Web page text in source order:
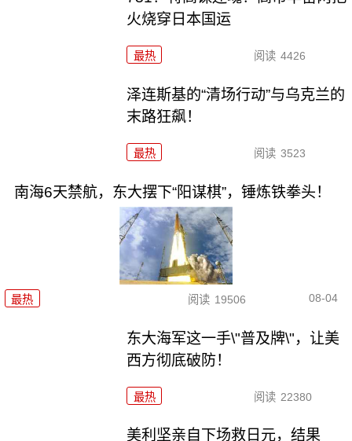
火烧穿日本国运
最热 阅读 4426
泽连斯基的“清场行动”与乌克兰的
末路狂飙！
最热 阅读 3523
南海6天禁航，东大摆下“阳谋棋”，锤炼铁拳头！
最热 阅读 19506 08-04
东大海军这一手\"普及牌\"，让美
西方彻底破防！
最热 阅读 22380
美利坚亲自下场救日元，结果